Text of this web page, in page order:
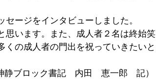
ージをインタビューしました。
います。また、成人者２名は終始笑
の成人者の門出を祝っていきたいと
静ブロック書記　内田　恵一郎　記）